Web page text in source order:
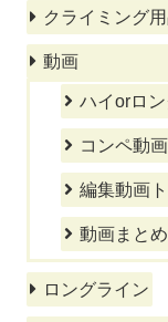
クライミング
動画
ハイorロ
コンペ動画
編集動画
動画まとめ
ロングライン